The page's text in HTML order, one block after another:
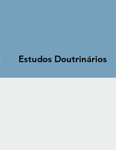
Estudos Doutrinários